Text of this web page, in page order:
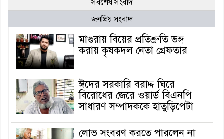
সর্বশেষ সংবাদ
জনপ্রিয় সংবাদ
মাগুরায় বিয়ের প্রতিশ্রুতি ভঙ্গ
করায় কৃষকদল নেতা গ্রেফতার
ঈদের সরকারি বরাদ্দ ঘিরে
বিরোধের জেরে ওয়ার্ড বিএনপি
সাধারণ সম্পাদককে হাতুড়িপেটা
লোভ সংবরণ করতে পারলেন না